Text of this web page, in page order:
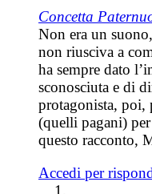
Concetta
Non era un
non riusciva a
ha sempre dato
sconosciuta e di
protagonista, poi,
(quelli pagani)
questo racconto,
Accedi per